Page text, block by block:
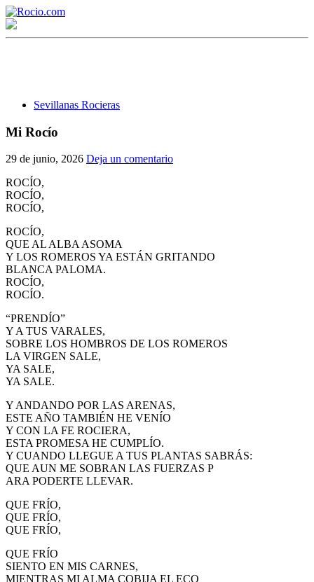
Sevillanas Rocieras
Mi Rocío
29 de junio, 2026 Deja un comentario
ROCÍO,
ROCÍO,
ROCÍO,
ROCÍO,
QUE AL ALBA ASOMA
Y LOS ROMEROS YA ESTÁN GRITANDO
BLANCA PALOMA.
ROCÍO,
ROCÍO.
“PRENDÍO”
Y A TUS VARALES,
SOBRE LOS HOMBROS DE LOS ROMEROS
LA VIRGEN SALE,
YA SALE,
YA SALE.
Y ANDANDO POR LAS ARENAS,
ESTE AÑO TAMBIÉN HE VENÍO
Y CON LA FE ROCIERA,
ESTA PROMESA HE CUMPLÍO.
Y CUANDO LLEGUE A TUS PLANTAS SABRÁS:
QUE AUN ME SOBRAN LAS FUERZAS P
ARA PODERTE LLEVAR.
QUE FRÍO,
QUE FRÍO,
QUE FRÍO,
QUE FRÍO
SIENTO EN MIS CARNES,
MIENTRAS MI ALMA COBIJA EL ECO
¡Bienvenido! Soy el asistente virtual de rocio.com.
Historia de la Virgen del Rocío
¿Cuándo es la romería del Rocío?
¿Cuántas hermandades participan en la romería?
El traslado cada siete años
¿Cuales son los actos principales que se celebran en el
Quiero hacer el camino,¿que tengo que hacer?
En el Rocío, ¿dónde me alojo?